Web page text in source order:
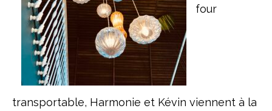
four
transportable, Harmonie et Kévin viennent à la